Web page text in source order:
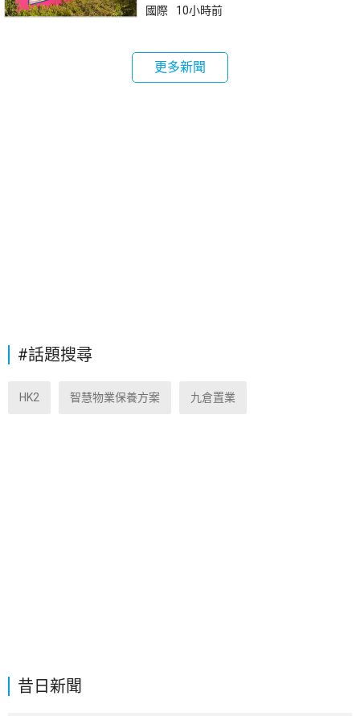
昔日新聞
國際 10小時前
更多新聞
#話題搜尋
HK2 智慧物業保養方案 九倉置業